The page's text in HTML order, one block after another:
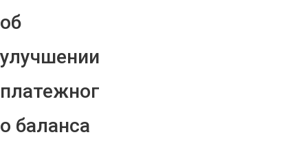
об
улучшении
платежног
о баланса